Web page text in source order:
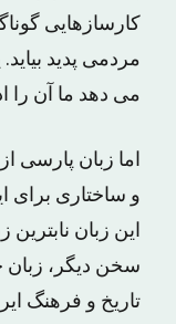
کارسازهایی
مردمی پدید
می دهد ما آن را
اما زبان پارسی
و ساختاری برای
این زبان
سخن دیگر، زبان
تاریخ و فرهنگ